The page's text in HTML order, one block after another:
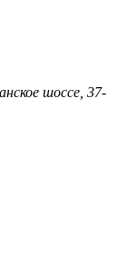
шоссе, 37-